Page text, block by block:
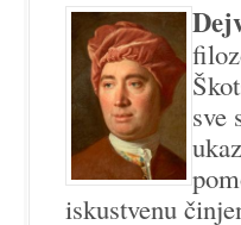
D
sve
iskustvenu